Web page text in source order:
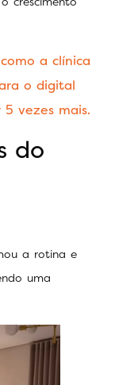
a clínica
o digital
vezes mais.
do
a rotina e
uma